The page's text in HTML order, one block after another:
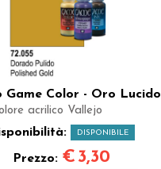
Game Color - Oro Lucido
acrilico Vallejo
DISPONIBILE
Prezzo: € 3,30